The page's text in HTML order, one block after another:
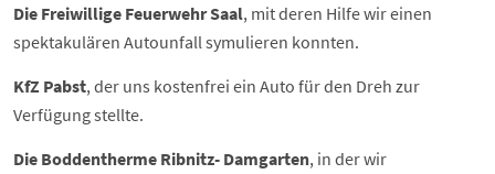
Die Freiwillige Feuerwehr Saal, mit deren Hilfe wir einen
spektakulären Autounfall symulieren konnten.
KfZ Pabst, der uns kostenfrei ein Auto für den Dreh zur
Verfügung stellte.
Die Boddentherme Ribnitz- Damgarten, in der wir